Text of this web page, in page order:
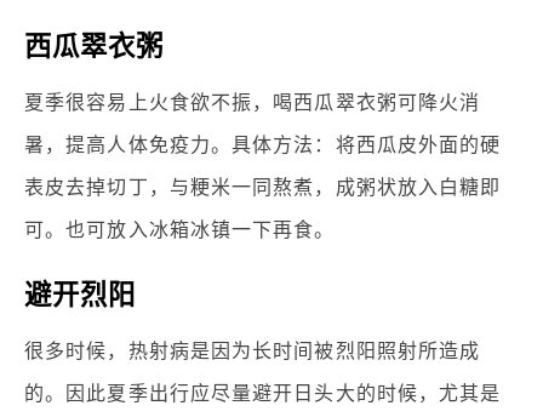
西瓜翠衣粥
夏季很容易上火食欲不振，喝西瓜翠衣粥可降火消
暑，提高人体免疫力。具体方法：将西瓜皮外面的硬
表皮去掉切丁，与粳米一同熬煮，成粥状放入白糖即
可。也可放入冰箱冰镇一下再食。
避开烈阳
很多时候，热射病是因为长时间被烈阳照射所造成
的。因此夏季出行应尽量避开日头大的时候，尤其是